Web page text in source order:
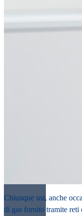
Chiunque usi, anche
di gas fornito tramite reti